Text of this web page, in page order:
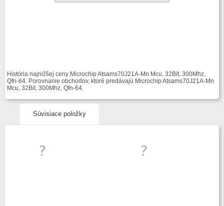
História najnižšej ceny Microchip Atsams70J21A-Mn Mcu, 32Bit, 300Mhz,
Qfn-64. Porovnanie obchodov, ktoré predávajú Microchip Atsams70J21A-Mn
Mcu, 32Bit, 300Mhz, Qfn-64.
Súvisiace položky